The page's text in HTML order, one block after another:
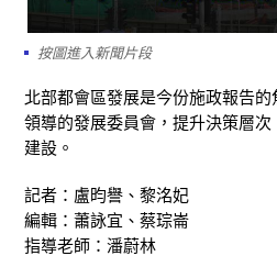
按圖進入新聞片段
北部都會區發展是今份施政報告
領導的發展委員會，提升決策層
建設。
記者：盧昀譽、黎洺妃
編輯：蕭詠宜、蔡琮崙
指導老師：潘蔚林